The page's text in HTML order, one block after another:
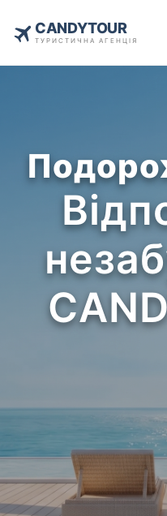
CANDYTOUR
ТУРИСТИЧНА АГЕНЦІЯ